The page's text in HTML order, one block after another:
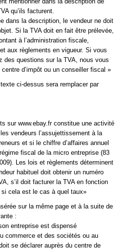
qu’ils facturent.
dans la description, le vendeur ne doit
Si la TVA doit en fait être prélevée,
à l’administration fiscale,
aux règlements en vigueur. Si vous
des questions sur la TVA, nous vous
d’impôt ou un conseiller fiscal »
ci-dessus sera remplacer par
sur www.ebay.fr constitue une activité
vendeurs l’assujettissement à la
et si le chiffre d’affaires annuel
fiscal de la micro entreprise (83
Les lois et règlements déterminent
habituel doit obtenir un numéro
s’il doit facturer la TVA en fonction
cela est le cas à quel taux»
sur la même page et à la suite de
:
entreprise est dispensé
commerce et des sociétés ou au
se déclarer auprès du centre de